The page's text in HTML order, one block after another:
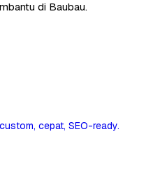
di Baubau.
cepat, SEO-ready.